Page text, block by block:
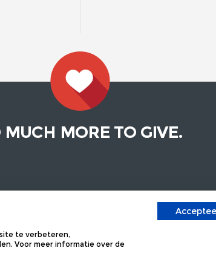
te verbeteren,
Voor meer informatie over de
MUCH MORE TO GIVE.